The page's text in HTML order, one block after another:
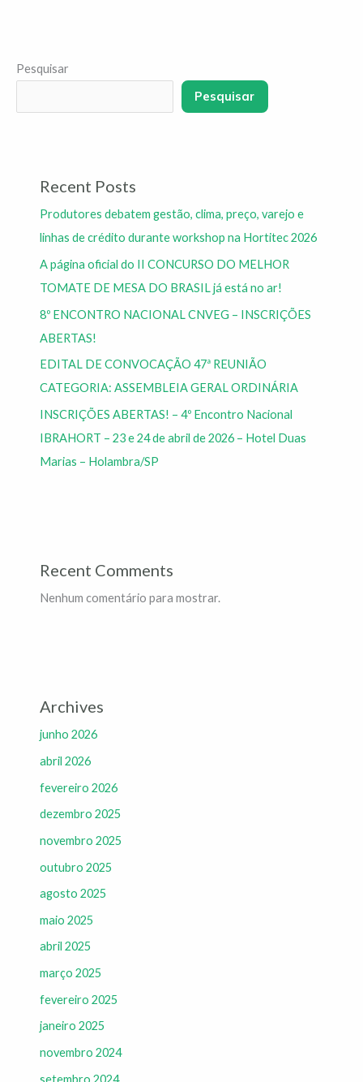
Pesquisar
Pesquisar
Recent Posts
Produtores debatem gestão, clima, preço, varejo e
linhas de crédito durante workshop na Hortitec 2026
A página oficial do II CONCURSO DO MELHOR
TOMATE DE MESA DO BRASIL já está no ar!
8º ENCONTRO NACIONAL CNVEG – INSCRIÇÕES
ABERTAS!
EDITAL DE CONVOCAÇÃO 47ª REUNIÃO
CATEGORIA: ASSEMBLEIA GERAL ORDINÁRIA
INSCRIÇÕES ABERTAS! – 4º Encontro Nacional
IBRAHORT – 23 e 24 de abril de 2026 – Hotel Duas
Marias – Holambra/SP
Recent Comments
Nenhum comentário para mostrar.
Archives
junho 2026
abril 2026
fevereiro 2026
dezembro 2025
novembro 2025
outubro 2025
agosto 2025
maio 2025
abril 2025
março 2025
fevereiro 2025
janeiro 2025
novembro 2024
setembro 2024